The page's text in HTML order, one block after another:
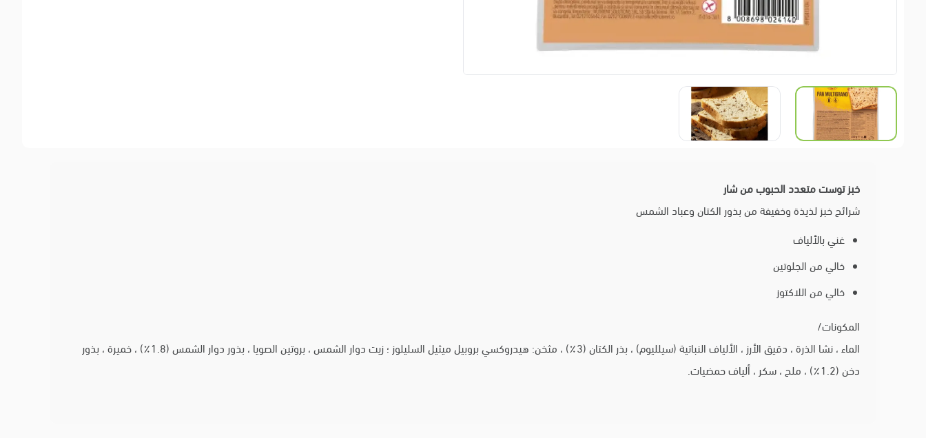
خبز توست متعدد الحبوب من شار
شرائح خبز لذيذة وخفيفة من بذور الكتان وعباد الشمس
غني بالألياف
خالي من الجلوتين
خالي من اللاكتوز
المكونات/
الماء ، نشا الذرة ، دقيق الأرز ، الألياف النباتية (سيلليوم) ، بذر الكتان (3٪) ، مثخن: هيدروكسي بروبيل ميثيل السليلوز ؛ زيت دوار الشمس ، بروتين الصويا ، بذور دوار الشمس (1.8٪) ، خميرة ، بذور
دخن (1.2٪) ، ملح ، سكر ، ألياف حمضيات.